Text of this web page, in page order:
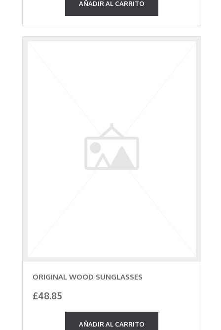
AÑADIR AL CARRITO
ORIGINAL WOOD SUNGLASSES
£48.85
AÑADIR AL CARRITO